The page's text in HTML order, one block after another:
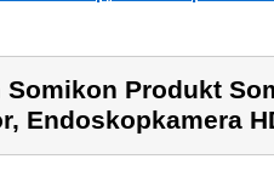
Produkt
Endoskopkamera